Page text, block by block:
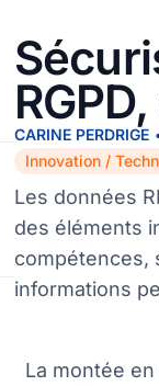
CARINE PERDRIGE
Les données
des éléments
compétences,
informations
La montée